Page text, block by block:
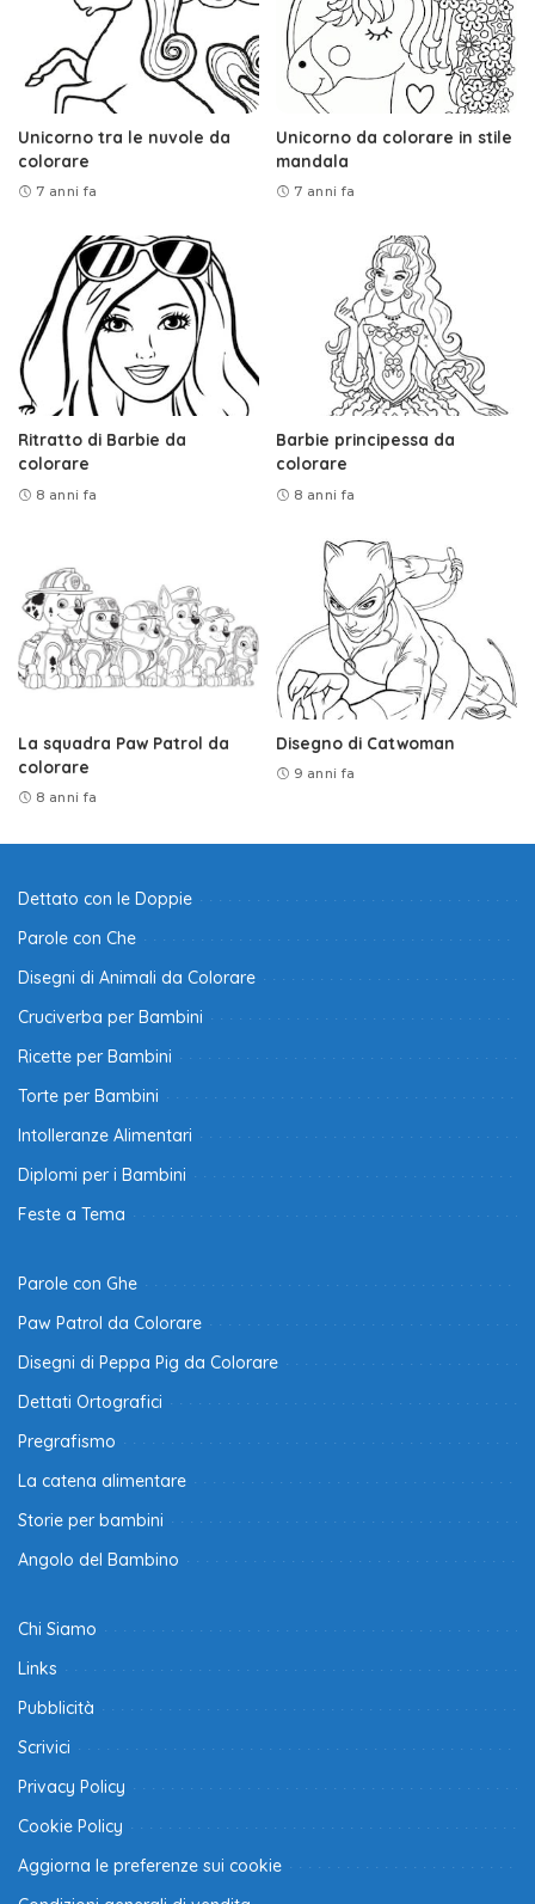
Unicorno tra le nuvole da
colorare
7 anni fa
Unicorno da colorare in stile
mandala
7 anni fa
Ritratto di Barbie da
colorare
8 anni fa
Barbie principessa da
colorare
8 anni fa
La squadra Paw Patrol da
colorare
8 anni fa
Disegno di Catwoman
9 anni fa
Dettato con le Doppie
Parole con Che
Disegni di Animali da Colorare
Cruciverba per Bambini
Ricette per Bambini
Torte per Bambini
Intolleranze Alimentari
Diplomi per i Bambini
Feste a Tema
Parole con Ghe
Paw Patrol da Colorare
Disegni di Peppa Pig da Colorare
Dettati Ortografici
Pregrafismo
La catena alimentare
Storie per bambini
Angolo del Bambino
Chi Siamo
Links
Pubblicità
Scrivici
Privacy Policy
Cookie Policy
Aggiorna le preferenze sui cookie